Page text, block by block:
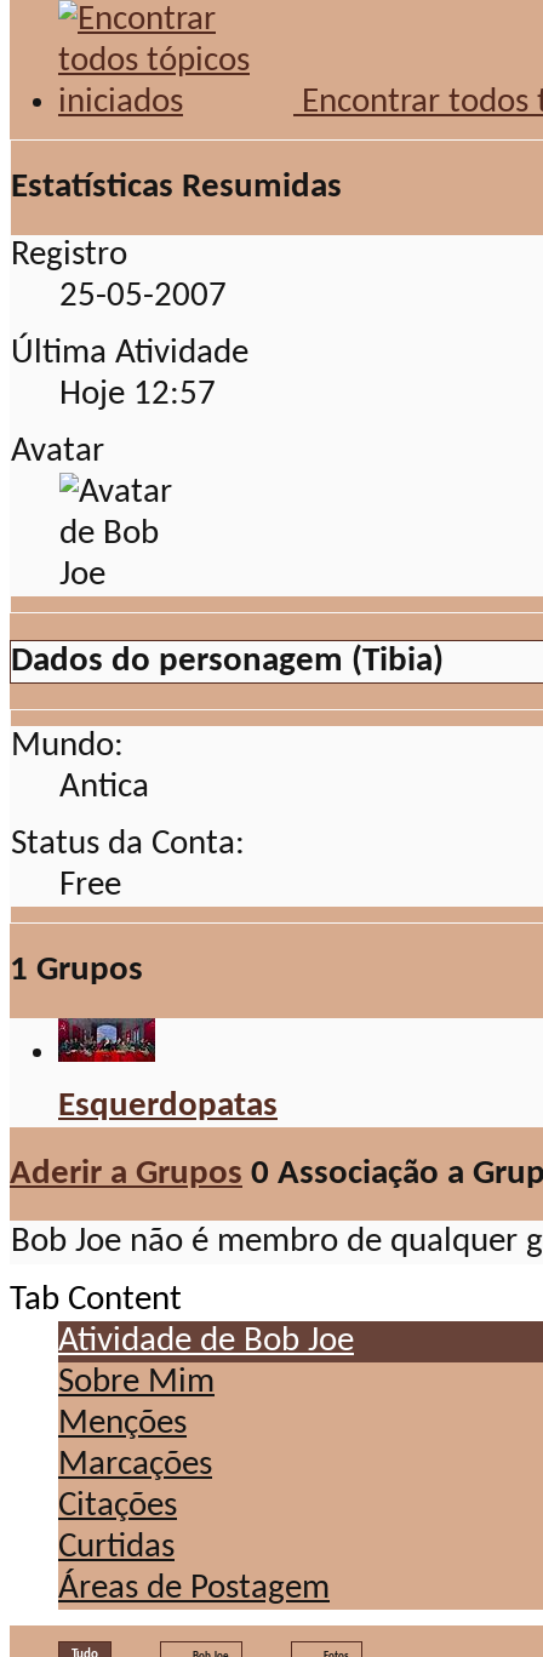
Encontrar todos
Estatísticas Resumidas
Registro
25-05-2007
Última Atividade
Hoje 12:57
Avatar
Dados do personagem (Tibia)
Mundo:
Antica
Status da Conta:
Free
1 Grupos
Esquerdopatas
Aderir a Grupos 0 Associação a
Bob Joe não é membro de qualquer
Tab Content
Atividade de Bob Joe
Sobre Mim
Menções
Marcações
Citações
Curtidas
Áreas de Postagem